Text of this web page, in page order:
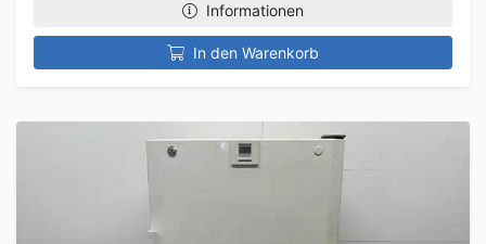
Informationen
In den Warenkorb